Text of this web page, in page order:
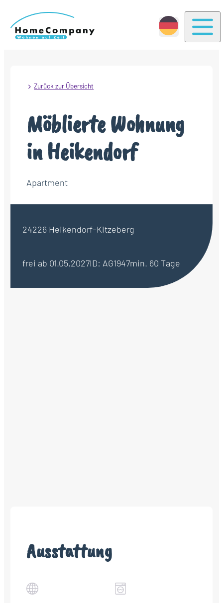
Zurück zur Übersicht
Möblierte Wohnung
in Heikendorf
Apartment
24226 Heikendorf–Kitzeberg
frei ab 01.05.2027ID: AG1947min. 60 Tage
Ausstattung